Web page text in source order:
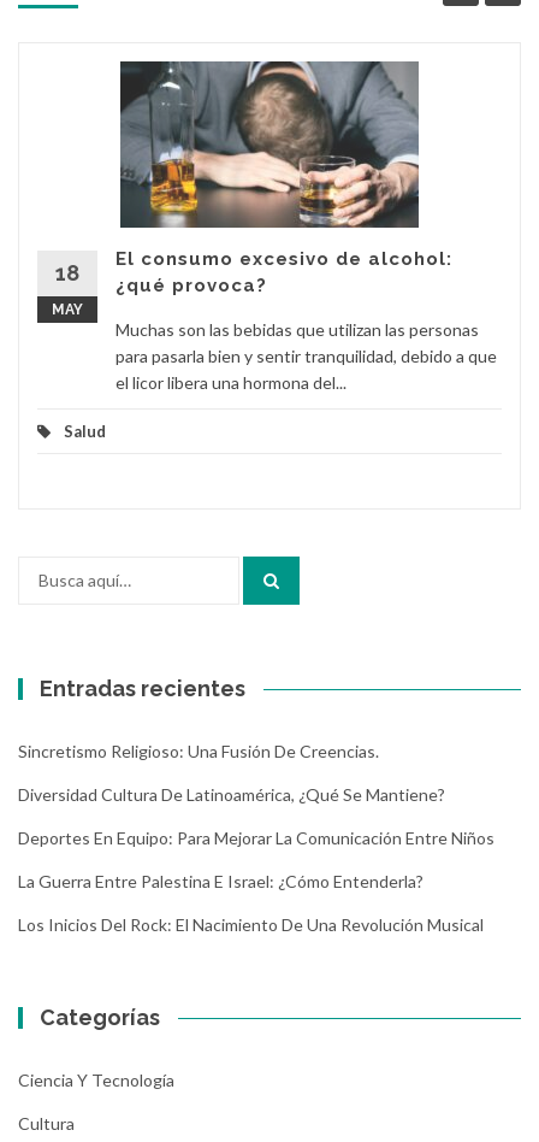
18
MAY
El consumo excesivo de alcohol:
¿qué provoca?
Muchas son las bebidas que utilizan las personas
para pasarla bien y sentir tranquilidad, debido a que
el licor libera una hormona del...
Salud
Entradas recientes
Sincretismo Religioso: Una Fusión De Creencias.
Diversidad Cultura De Latinoamérica, ¿Qué Se Mantiene?
Deportes En Equipo: Para Mejorar La Comunicación Entre Niños
La Guerra Entre Palestina E Israel: ¿Cómo Entenderla?
Los Inicios Del Rock: El Nacimiento De Una Revolución Musical
Categorías
Ciencia Y Tecnología
Cultura